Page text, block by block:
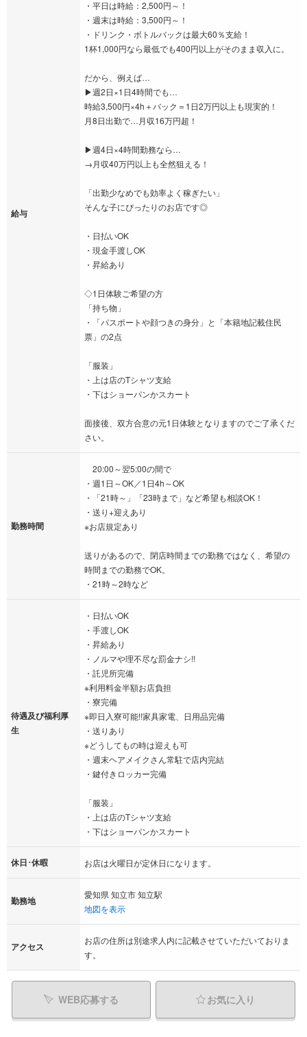
給与
・平日は時給：2,500円～！
・週末は時給：3,500円～！
・ドリンク・ボトルバックは最大60％支給！
1杯1,000円なら最低でも400円以上がそのまま収入に。
だから、例えば…
▶週2日×1日4時間でも…
時給3,500円×4h＋バック＝1日2万円以上も現実的！
月8日出勤で…月収16万円超！
▶週4日×4時間勤務なら…
→月収40万円以上も全然狙える！
「出勤少なめでも効率よく稼ぎたい」
そんな子にぴったりのお店です◎
・日払いOK
・現金手渡しOK
・昇給あり
◇1日体験ご希望の方
「持ち物」
・「パスポートや顔つきの身分」と「本籍地記載住民
票」の2点
「服装」
・上は店のTシャツ支給
・下はショーパンかスカート
面接後、双方合意の元1日体験となりますのでご了承くだ
さい。
勤務時間
20:00～翌5:00の間で
・週1日～OK／1日4h～OK
・「21時～」「23時まで」など希望も相談OK！
・送り+迎えあり
※お店規定あり
送りがあるので、閉店時間までの勤務ではなく、希望の
時間までの勤務でOK。
・21時～2時など
待遇及び福利厚
生
・日払いOK
・手渡しOK
・昇給あり
・ノルマや理不尽な罰金ナシ!!
・託児所完備
※利用料金半額お店負担
・寮完備
※即日入寮可能!!家具家電、日用品完備
・送りあり
※どうしてもの時は迎えも可
・週末ヘアメイクさん常駐で店内完結
・鍵付きロッカー完備
「服装」
・上は店のTシャツ支給
・下はショーパンかスカート
休日･休暇 お店は火曜日が定休日になります。
勤務地
愛知県 知立市 知立駅
地図を表示
アクセス
お店の住所は別途求人内に記載させていただいておりま
す。
WEB応募する お気に入り